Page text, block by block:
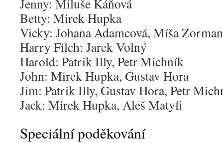
Jenny: Miluše Káňová
Betty: Mirek Hupka
Vicky: Johana Adamcová, Míša
Harry Filch: Jarek Volný
Harold: Patrik Illy, Petr Michník
John: Mirek Hupka, Gustav Hora
Jim: Patrik Illy, Gustav Hora, Petr
Jack: Mirek Hupka, Aleš Matyfi
Speciální poděkování